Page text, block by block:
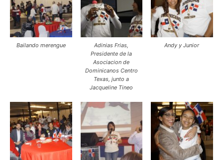
Bailando merengue
Adinias Frias,
Presidente de la
Asociacion de
Dominicanos Centro
Texas, junto a
Jacqueline Tineo
Andy y Junior